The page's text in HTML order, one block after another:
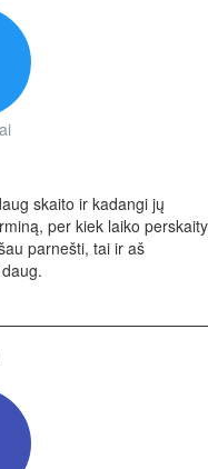
skaito ir kadangi jų
per kiek laiko
parnešti, tai ir aš